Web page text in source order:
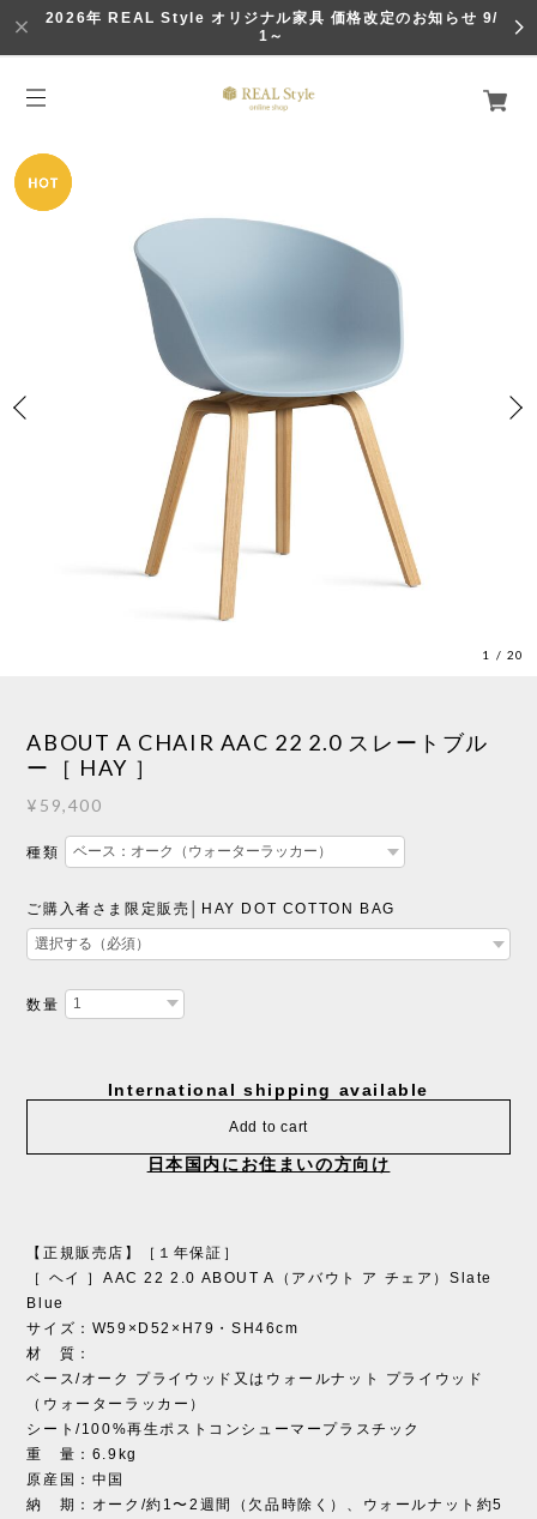
2026年 REAL Style オリジナル家具 価格改定のお知らせ 9/
1～
1 / 20
ABOUT A CHAIR AAC 22 2.0 スレートブル
ー［ HAY ］
¥59,400
種類
ご購入者さま限定販売│HAY DOT COTTON BAG
数量
International shipping available
Add to cart
日本国内にお住まいの方向け
【正規販売店】［１年保証］
［ ヘイ ］AAC 22 2.0 ABOUT A（アバウト ア チェア）Slate
Blue
サイズ：W59×D52×H79・SH46cm
材 質：
ベース/オーク プライウッド又はウォールナット プライウッド
（ウォーターラッカー）
シート/100%再生ポストコンシューマープラスチック
重 量：6.9kg
原産国：中国
納 期：オーク/約1〜2週間（欠品時除く）、ウォールナット約5